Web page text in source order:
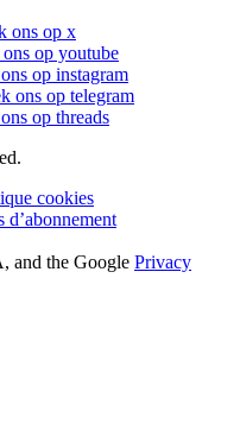
ons op x
op youtube
op instagram
ons op telegram
op threads
cookies
d’abonnement
and the Google Privacy